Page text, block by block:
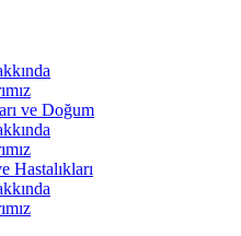
ve Doğum
Hastalıkları